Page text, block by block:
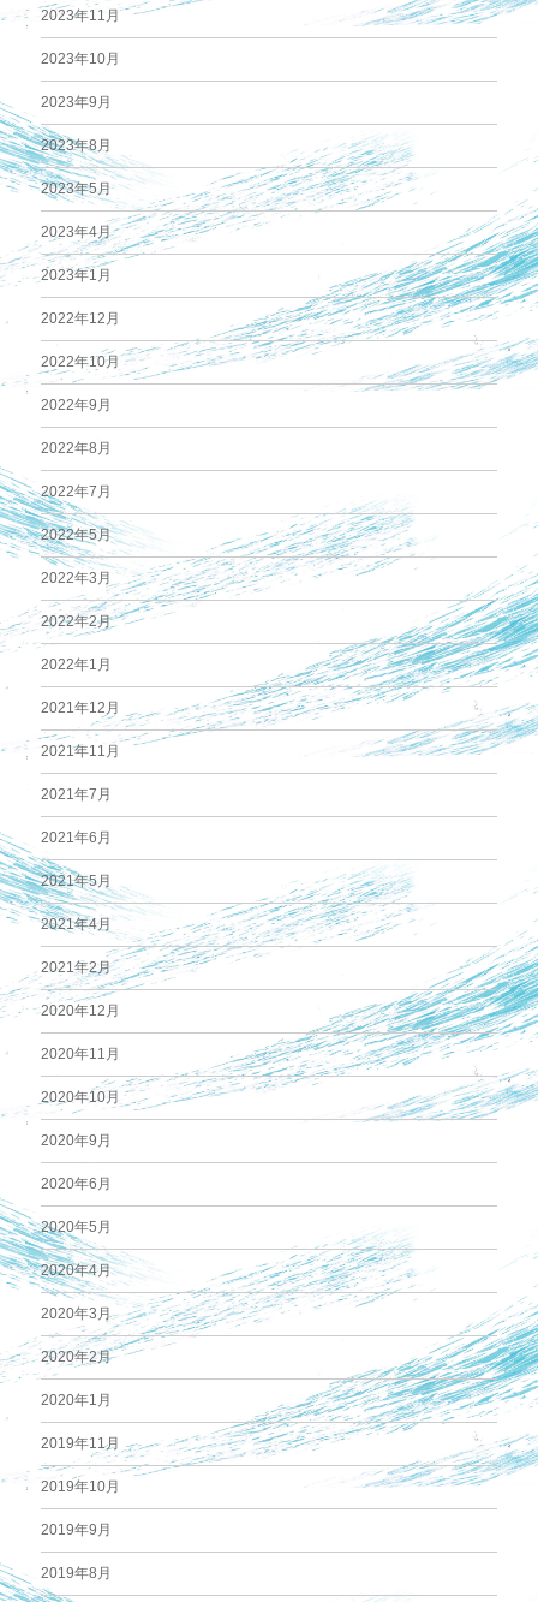
2023年11月
2023年10月
2023年9月
2023年8月
2023年5月
2023年4月
2023年1月
2022年12月
2022年10月
2022年9月
2022年8月
2022年7月
2022年5月
2022年3月
2022年2月
2022年1月
2021年12月
2021年11月
2021年7月
2021年6月
2021年5月
2021年4月
2021年2月
2020年12月
2020年11月
2020年10月
2020年9月
2020年6月
2020年5月
2020年4月
2020年3月
2020年2月
2020年1月
2019年11月
2019年10月
2019年9月
2019年8月